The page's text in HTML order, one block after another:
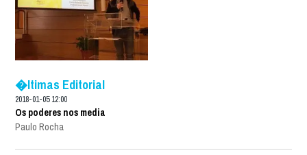
�ltimas Editorial
2018-01-05 12:00
Os poderes nos media
Paulo Rocha